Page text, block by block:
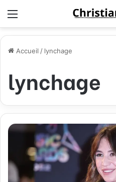
Accueil / lynchage
lynchage